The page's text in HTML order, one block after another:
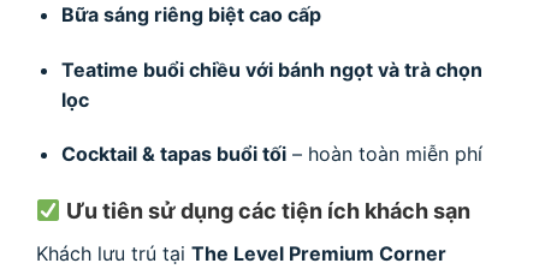
Bữa sáng riêng biệt cao cấp
Teatime buổi chiều với bánh ngọt và trà chọn
lọc
Cocktail & tapas buổi tối– hoàn toàn miễn phí
Ưu tiên sử dụng các tiện ích khách sạn
Khách lưu trú tại The Level Premium Corner